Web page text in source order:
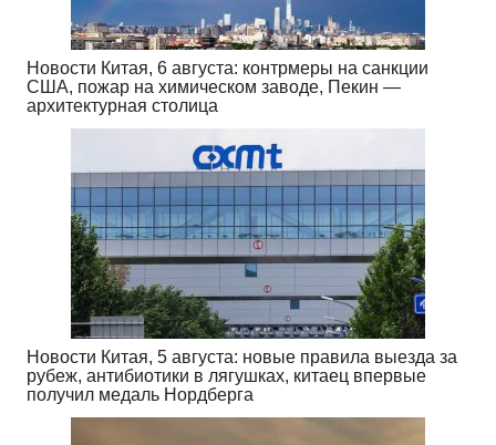
Новости Китая, 6 августа: контрмеры на санкции
США, пожар на химическом заводе, Пекин —
архитектурная столица
Новости Китая, 5 августа: новые правила выезда за
рубеж, антибиотики в лягушках, китаец впервые
получил медаль Нордберга